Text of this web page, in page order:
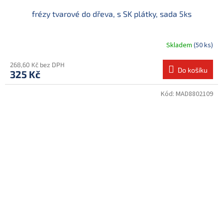
frézy tvarové do dřeva, s SK plátky, sada 5ks
Skladem (50 ks)
268,60 Kč bez DPH
325 Kč Do košíku
Kód: MAD8802109